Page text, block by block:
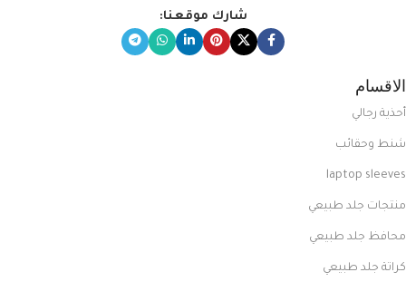
شارك موقعنا:
الاقسام
أحذية رجالي
شنط وحقائب
laptop sleeves
منتجات جلد طبيعي
محافظ جلد طبيعي
كراتة جلد طبيعي